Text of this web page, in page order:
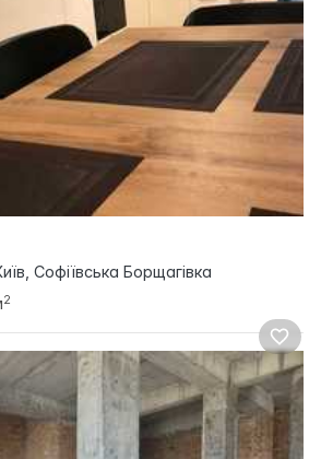
Софіївська Борщагівка
2